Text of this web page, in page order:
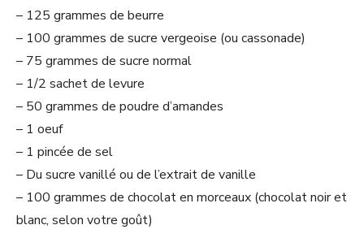
– 125 grammes de beurre
– 100 grammes de sucre vergeoise (ou cassonade)
– 75 grammes de sucre normal
– 1/2 sachet de levure
– 50 grammes de poudre d’amandes
– 1 oeuf
– 1 pincée de sel
– Du sucre vanillé ou de l’extrait de vanille
– 100 grammes de chocolat en morceaux (chocolat noir et
blanc, selon votre goût)